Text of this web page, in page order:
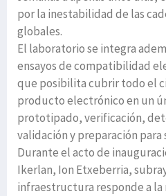
por la inestabilidad de las
globales.
El laboratorio se integra
ensayos de compatibilidad
que posibilita cubrir todo el
producto electrónico en un
prototipado, verificación,
validación y preparación
Durante el acto de
Ikerlan, Ion Etxeberria,
infraestructura responde a la